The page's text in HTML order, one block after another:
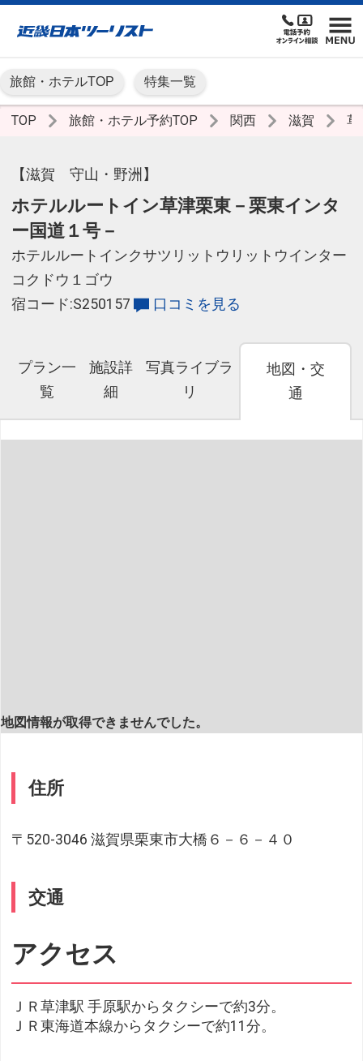
旅館・ホテルTOP 特集一覧
TOP 旅館・ホテル予約TOP 関西 滋賀 草
【滋賀 守山・野洲】
ホテルルートイン草津栗東－栗東インタ
ー国道１号－
ホテルルートインクサツリットウリットウインター
コクドウ１ゴウ
宿コード:S250157
口コミを見る
プラン一
覧
施設詳
細
写真ライブラ
リ
地図・交
通
地図情報が取得できませんでした。
住所
〒520-3046 滋賀県栗東市大橋６－６－４０
交通
アクセス
ＪＲ草津駅 手原駅からタクシーで約3分。
ＪＲ東海道本線からタクシーで約11分。